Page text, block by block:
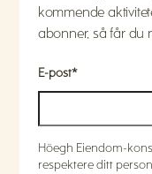
kommende
abonner, så får du
E-post*
Höegh Eiendom-
respektere ditt